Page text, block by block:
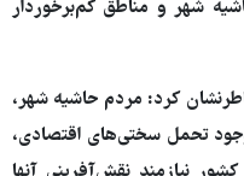
شهر و مناطق کمبرخوردار
کرد: مردم حاشیه شهر،
تحمل سختی‌های اقتصادی،